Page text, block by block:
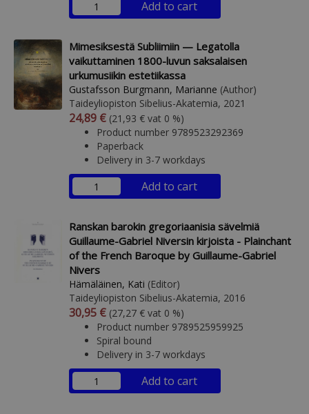
Add to cart
Mimesiksestä Subliimiin — Legatolla
vaikuttaminen 1800-luvun saksalaisen
urkumusiikin estetiikassa
Gustafsson Burgmann, Marianne (Author)
Taideyliopiston Sibelius-Akatemia, 2021
Arvonlisäverollinen hinta
24,89 € Excl. vat
(21,93 € vat 0 %)
Product number 9789523292369
Paperback
Delivery in 3-7 workdays
Add to cart
Ranskan barokin gregoriaanisia sävelmiä
Guillaume-Gabriel Niversin kirjoista - Plainchant
of the French Baroque by Guillaume-Gabriel
Nivers
Hämäläinen, Kati (Editor)
Taideyliopiston Sibelius-Akatemia, 2016
Arvonlisäverollinen hinta
30,95 € Excl. vat
(27,27 € vat 0 %)
Product number 9789525959925
Spiral bound
Delivery in 3-7 workdays
Add to cart